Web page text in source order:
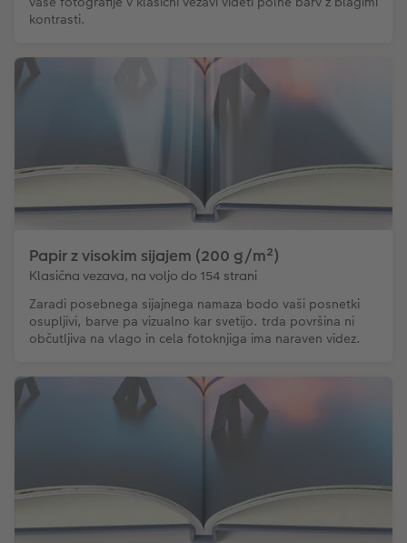
kontrasti.
Papir z visokim sijajem (200 g/m²)
Klasična vezava, na voljo do 154 strani
Zaradi posebnega sijajnega namaza bodo vaši posnetki
osupljivi, barve pa vizualno kar svetijo. trda površina ni
občutljiva na vlago in cela fotoknjiga ima naraven videz.